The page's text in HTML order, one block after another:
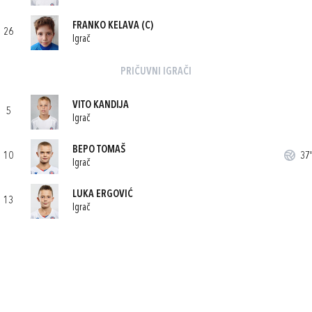
26
FRANKO KELAVA (C)
Igrač
PRIČUVNI IGRAČI
5
VITO KANDIJA
Igrač
10
BEPO TOMAŠ
Igrač
37'
13
LUKA ERGOVIĆ
Igrač